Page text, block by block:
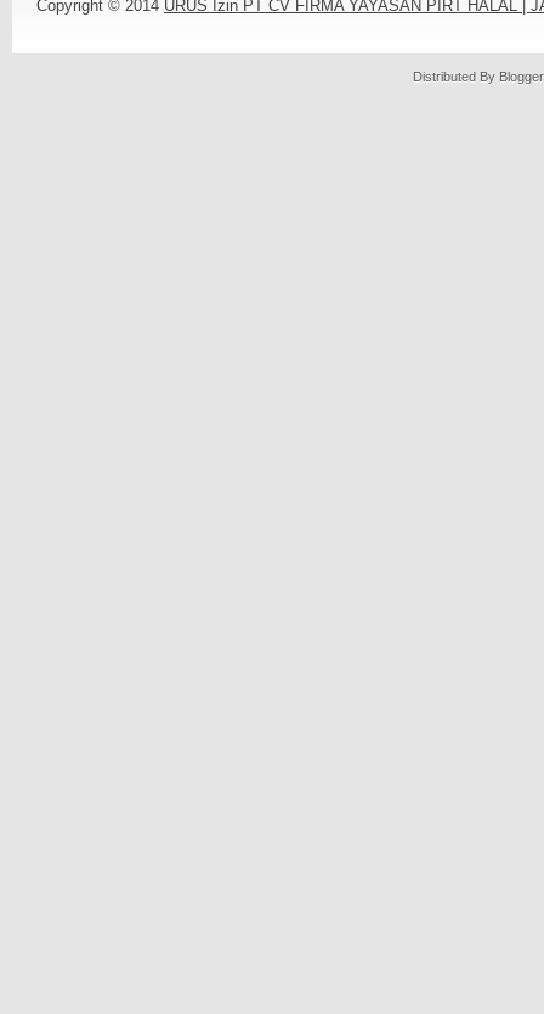
Copyright © 2014 URUS Izin PT CV FIRMA YAYASAN PIRT HALAL |
Distributed By